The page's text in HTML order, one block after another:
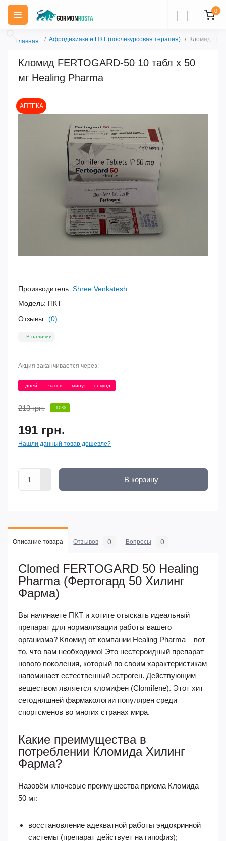
0
Главная Афродизиаки и ПКТ (послекурсовая терапия) Кломид
Кломид FERTOGARD-50 10 табл х 50
мг Healing Pharma
АПТЕКА
Производитель: Shree Venkatesh
Модель: ПКТ
Отзывы: (0)
В наличии
Акция заканчивается через:
дней : часов : минут : секунд
213 грн. -10%
191 грн.
Нашли данный товар дешевле?
В корзину
Описание товара Отзывов 0 Вопросы 0
Clomed FERTOGARD 50 Healing
Pharma (Фертогард 50 Хилинг
Фарма)
Вы начинаете ПКТ и хотите отыскать идеальный
препарат для нормализации работы вашего
организма? Кломид от компании Healing Pharma – вот
то, что вам необходимо! Это нестероидный препарат
нового поколения, который по своим характеристикам
напоминает естественный эстроген. Действующим
веществом является кломифен (Clomifene). Этот хит
сегодняшней фармакологии популярен среди
спортсменов во многих странах мира.
Какие преимущества в
потреблении Кломида Хилинг
Фарма?
Назовём ключевые преимущества приема Кломида
50 мг:
восстановление адекватной работы эндокринной
системы (препарат действует на гипофиз);